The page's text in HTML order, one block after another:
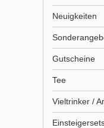
Neuigkeiten
Gutscheine
Tee
Vieltrinker /